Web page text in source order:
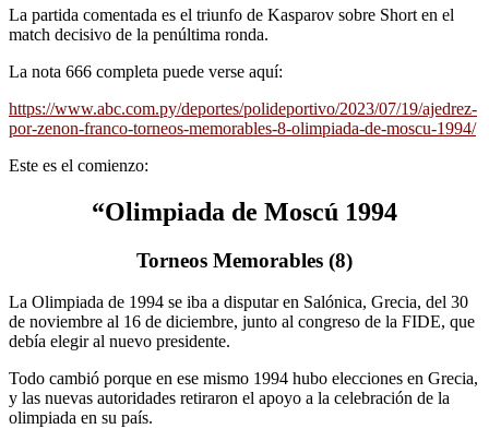
La partida comentada es el triunfo de Kasparov sobre Short en el
match decisivo de la penúltima ronda.
La nota 666 completa puede verse aquí:
https://www.abc.com.py/deportes/polideportivo/2023/07/19/ajedrez-
por-zenon-franco-torneos-memorables-8-olimpiada-de-moscu-1994/
Este es el comienzo:
“Olimpiada de Moscú 1994
Torneos Memorables (8)
La Olimpiada de 1994 se iba a disputar en Salónica, Grecia, del 30
de noviembre al 16 de diciembre, junto al congreso de la FIDE, que
debía elegir al nuevo presidente.
Todo cambió porque en ese mismo 1994 hubo elecciones en Grecia,
y las nuevas autoridades retiraron el apoyo a la celebración de la
olimpiada en su país.